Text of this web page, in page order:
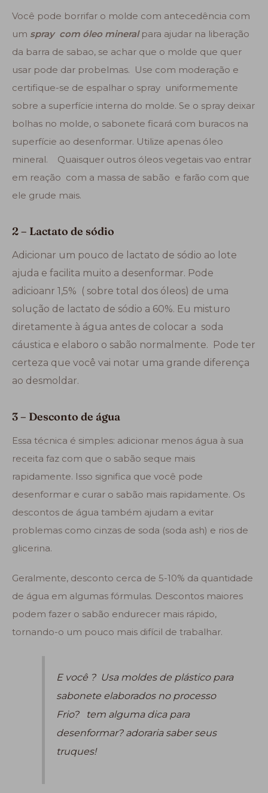
Você pode borrifar o molde com antecedência com
um spray com óleo mineral para ajudar na liberação
da barra de sabao, se achar que o molde que quer
usar pode dar probelmas. Use com moderação e
certifique-se de espalhar o spray uniformemente
sobre a superfície interna do molde. Se o spray deixar
bolhas no molde, o sabonete ficará com buracos na
superfície ao desenformar. Utilize apenas óleo
mineral. Quaisquer outros óleos vegetais vao entrar
em reação com a massa de sabão e farão com que
ele grude mais.
2 – Lactato de sódio
Adicionar um pouco de lactato de sódio ao lote
ajuda e facilita muito a desenformar. Pode
adicioanr 1,5% ( sobre total dos óleos) de uma
solução de lactato de sódio a 60%. Eu misturo
diretamente à água antes de colocar a soda
cáustica e elaboro o sabão normalmente. Pode ter
certeza que você vai notar uma grande diferença
ao desmoldar.
3 – Desconto de água
Essa técnica é simples: adicionar menos água à sua
receita faz com que o sabão seque mais
rapidamente. Isso significa que você pode
desenformar e curar o sabão mais rapidamente. Os
descontos de água também ajudam a evitar
problemas como cinzas de soda (soda ash) e rios de
glicerina.
Geralmente, desconto cerca de 5-10% da quantidade
de água em algumas fórmulas. Descontos maiores
podem fazer o sabão endurecer mais rápido,
tornando-o um pouco mais difícil de trabalhar.
E você ? Usa moldes de plástico para
sabonete elaborados no processo
Frio? tem alguma dica para
desenformar? adoraria saber seus
truques!